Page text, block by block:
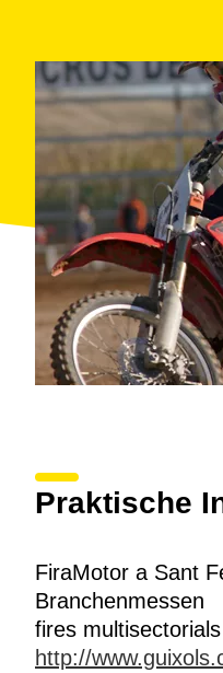
Praktische
FiraMotor a Sant
Branchenmessen
fires multisectorials
http://